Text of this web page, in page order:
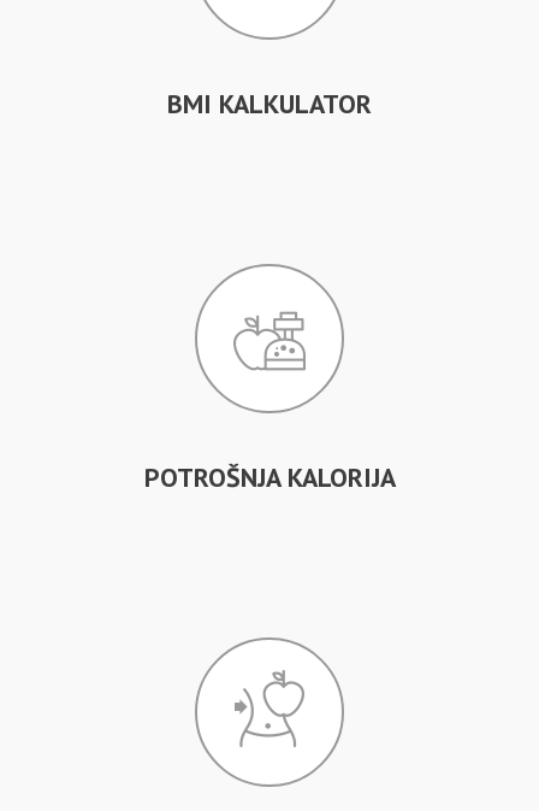
BMI KALKULATOR
POTROŠNJA KALORIJA